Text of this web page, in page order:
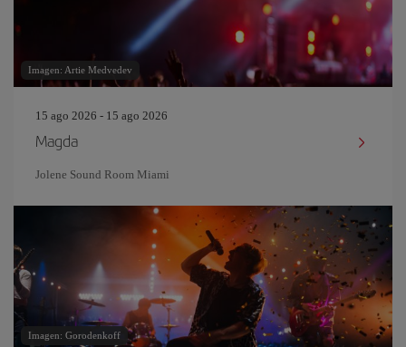
Imagen: Artie Medvedev
15 ago 2026 - 15 ago 2026
Magda
Jolene Sound Room Miami
Imagen: Gorodenkoff